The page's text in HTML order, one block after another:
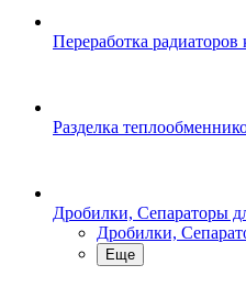
Переработка
Разделка
Дробилки, Сепараторы
Дробилки,
Еще